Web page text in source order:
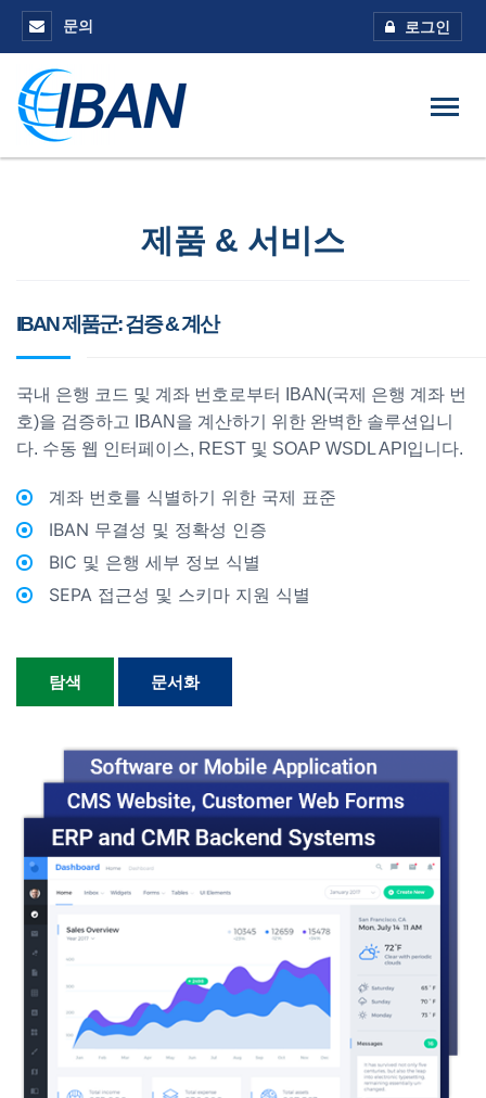
문의 로그인
제품 & 서비스
IBAN 제품군: 검증 & 계산
국내 은행 코드 및 계좌 번호로부터 IBAN(국제 은행 계좌 번
호)을 검증하고 IBAN을 계산하기 위한 완벽한 솔루션입니
다. 수동 웹 인터페이스, REST 및 SOAP WSDL API입니다.
계좌 번호를 식별하기 위한 국제 표준
IBAN 무결성 및 정확성 인증
BIC 및 은행 세부 정보 식별
SEPA 접근성 및 스키마 지원 식별
탐색 문서화